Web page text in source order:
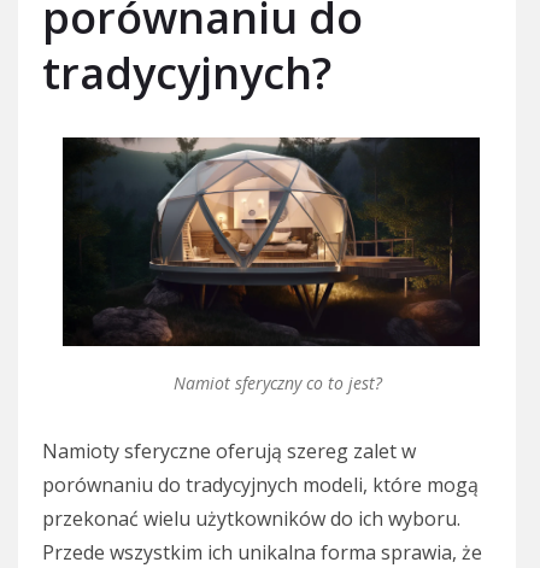
porównaniu do
tradycyjnych?
Namiot sferyczny co to jest?
Namioty sferyczne oferują szereg zalet w
porównaniu do tradycyjnych modeli, które mogą
przekonać wielu użytkowników do ich wyboru.
Przede wszystkim ich unikalna forma sprawia, że